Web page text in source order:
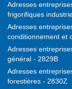
Adresses
frigorifiques
Adresses
conditionnement et
Adresses
général - 2829B
Adresses
forestières - 2830Z